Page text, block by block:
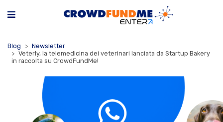
Blog
Newsletter
Veterly, la telemedicina dei veterinari lanciata da Startup Bakery
in raccolta su CrowdFundMe!